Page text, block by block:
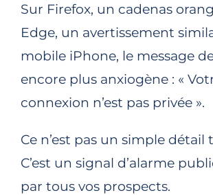
Sur Firefox, un cadenas
Edge, un avertissement
mobile iPhone, le message
encore plus anxiogène : «
connexion n’est pas privée ».
Ce n’est pas un simple détail
C’est un signal d’alarme
par tous vos prospects.